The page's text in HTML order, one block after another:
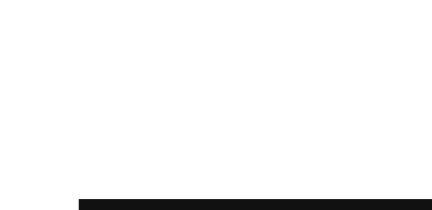
https://t.co/
pic.twitter.com/